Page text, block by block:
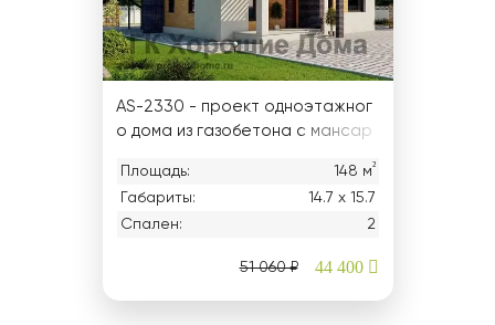
AS-2330 - проект одноэтажног
о дома из газобетона с мансар
Площадь: 148 м²
Габариты:
14.7 х 15.7
Спален:
2
51 060 ₽ 44 400